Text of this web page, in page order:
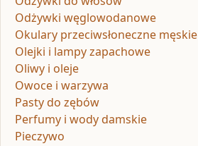
Odżywki węglowodanowe
Okulary przeciwsłoneczne męskie
Olejki i lampy zapachowe
Oliwy i oleje
Owoce i warzywa
Pasty do zębów
Perfumy i wody damskie
Pieczywo